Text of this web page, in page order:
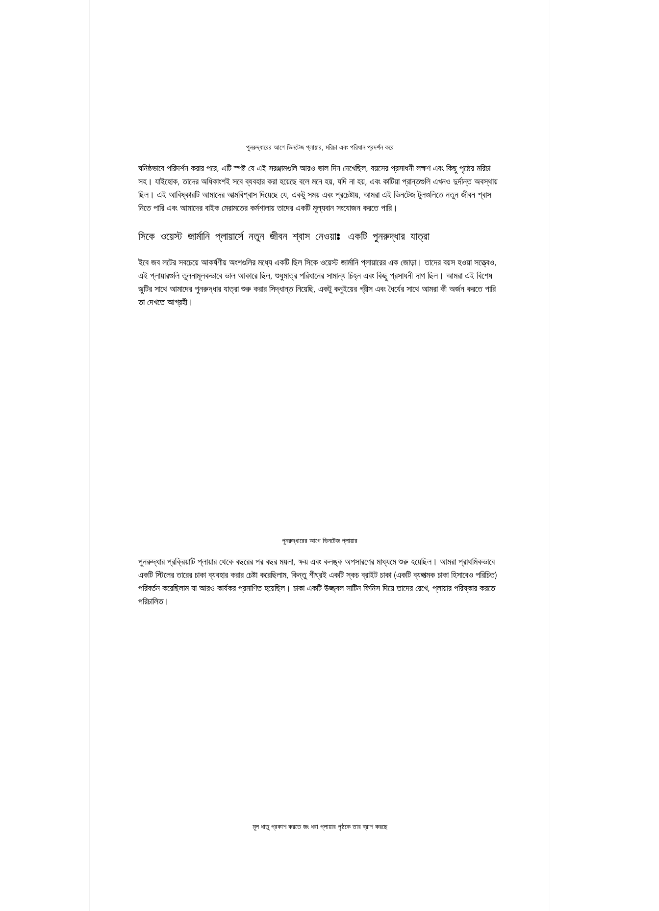
পুনরুদ্ধারের আগে ভিনটেজ প্লায়ার, মরিচা এবং পরিধান প্রদর্শন করে
ঘনিষ্ঠভাবে পরিদর্শন করার পরে, এটি স্পষ্ট যে এই সরঞ্জামগুলি আরও ভাল দিন দেখেছিল, বয়সের প্রসাধনী লক্ষণ এবং কিছু পৃষ্ঠের মরিচা
সহ। যাইহোক, তাদের অধিকাংশই সবে ব্যবহার করা হয়েছে বলে মনে হয়, যদি না হয়, এবং কাটিয়া প্রান্তগুলি এখনও দুর্দান্ত অবস্থায়
ছিল। এই আবিষ্কারটি আমাদের আত্মবিশ্বাস দিয়েছে যে, একটু সময় এবং প্রচেষ্টায়, আমরা এই ভিনটেজ টুলগুলিতে নতুন জীবন শ্বাস
নিতে পারি এবং আমাদের বাইক মেরামতের কর্মশালায় তাদের একটি মূল্যবান সংযোজন করতে পারি।
সিকে ওয়েস্ট জার্মানি প্লায়ার্সে নতুন জীবন শ্বাস নেওয়া: একটি পুনরুদ্ধার যাত্রা
ইবে জব লটের সবচেয়ে আকর্ষণীয় অংশগুলির মধ্যে একটি ছিল সিকে ওয়েস্ট জার্মানি প্লায়ারের এক জোড়া। তাদের বয়স হওয়া সত্ত্বেও,
এই প্লায়ারগুলি তুলনামূলকভাবে ভাল আকারে ছিল, শুধুমাত্র পরিধানের সামান্য চিহ্ন এবং কিছু প্রসাধনী দাগ ছিল। আমরা এই বিশেষ
জুটির সাথে আমাদের পুনরুদ্ধার যাত্রা শুরু করার সিদ্ধান্ত নিয়েছি, একটু কনুইয়ের গ্রীস এবং ধৈর্যের সাথে আমরা কী অর্জন করতে পারি
তা দেখতে আগ্রহী।
পুনরুদ্ধারের আগে ভিনটেজ প্লায়ার
পুনরুদ্ধার প্রক্রিয়াটি প্লায়ার থেকে বছরের পর বছর ময়লা, ক্ষয় এবং কলঙ্ক অপসারণের মাধ্যমে শুরু হয়েছিল। আমরা প্রাথমিকভাবে
একটি স্টিলের তারের চাকা ব্যবহার করার চেষ্টা করেছিলাম, কিন্তু শীঘ্রই একটি স্কচ ব্রাইট চাকা (একটি ব্যঙ্গাত্মক চাকা হিসাবেও পরিচিত)
পরিবর্তন করেছিলাম যা আরও কার্যকর প্রমাণিত হয়েছিল। চাকা একটি উজ্জ্বল সাটিন ফিনিস দিয়ে তাদের রেখে, প্লায়ার পরিষ্কার করতে
পরিচালিত।
মূল ধাতু প্রকাশ করতে জং ধরা প্লায়ার পৃষ্ঠকে তার ব্রাশ করছে